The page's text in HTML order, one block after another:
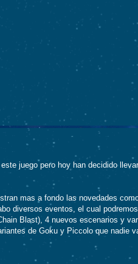
juego pero hoy han decidido
mas a fondo las novedades
diversos eventos, el cual
Blast), 4 nuevos escenarios y
de Goku y Piccolo que nadie